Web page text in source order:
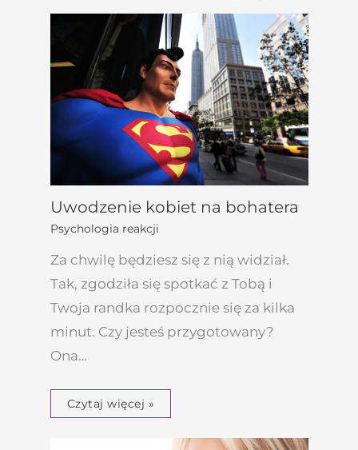
Uwodzenie kobiet na bohatera
Psychologia reakcji
Za chwilę będziesz się z nią widział.
Tak, zgodziła się spotkać z Tobą i
Twoja randka rozpocznie się za kilka
minut. Czy jesteś przygotowany?
Ona…
Czytaj więcej »